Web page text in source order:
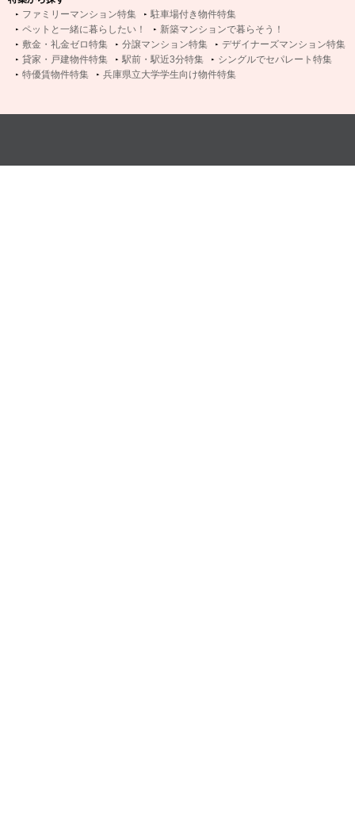
ファミリーマンション特集
駐車場付き物件特集
ペットと一緒に暮らしたい！
新築マンションで暮らそう！
敷金・礼金ゼロ特集
分譲マンション特集
デザイナーズマンション特集
貸家・戸建物件特集
駅前・駅近3分特集
シングルでセパレート特集
特優賃物件特集
兵庫県立大学学生向け物件特集